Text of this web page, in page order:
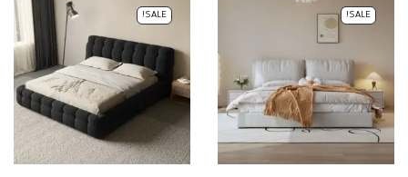
SALE!
SALE!